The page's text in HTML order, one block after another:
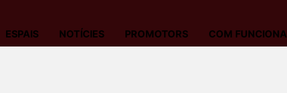
ESPAIS NOTÍCIES PROMOTORS COM FUNCIONA